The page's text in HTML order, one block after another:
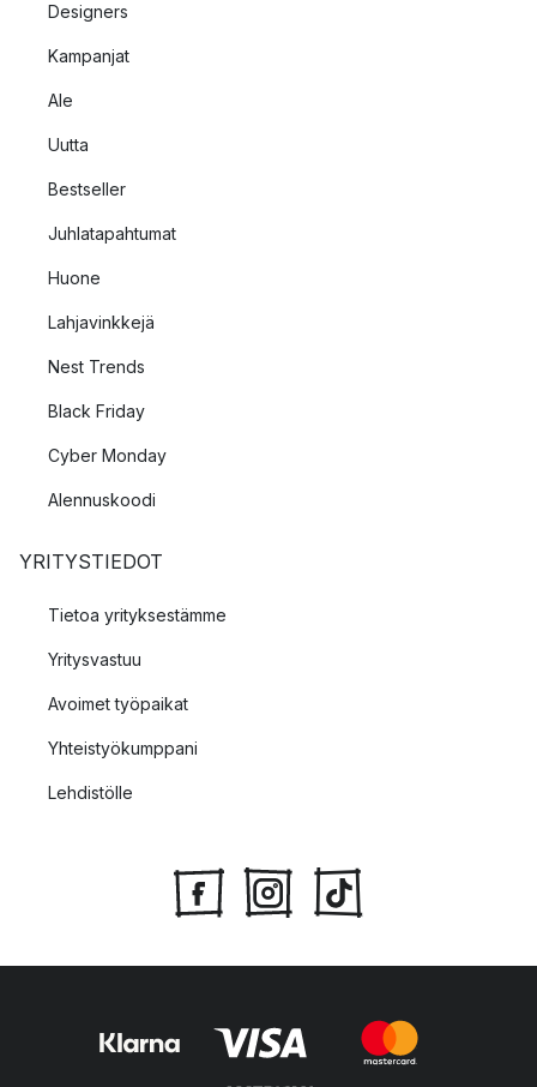
Designers
Kampanjat
Ale
Uutta
Bestseller
Juhlatapahtumat
Huone
Lahjavinkkejä
Nest Trends
Black Friday
Cyber Monday
Alennuskoodi
YRITYSTIEDOT
Tietoa yrityksestämme
Yritysvastuu
Avoimet työpaikat
Yhteistyökumppani
Lehdistölle